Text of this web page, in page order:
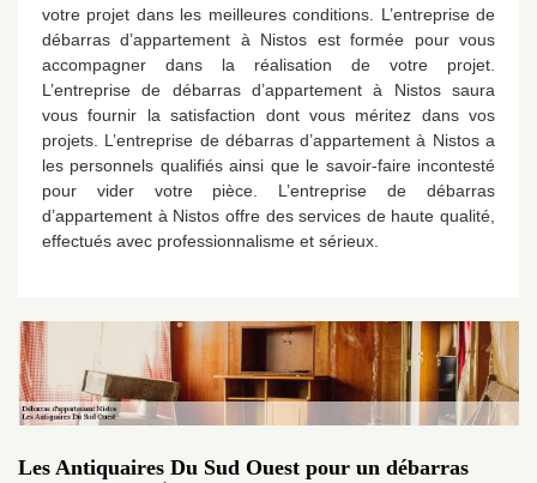
votre projet dans les meilleures conditions. L’entreprise de
débarras d’appartement à Nistos est formée pour vous
accompagner dans la réalisation de votre projet.
L’entreprise de débarras d’appartement à Nistos saura
vous fournir la satisfaction dont vous méritez dans vos
projets. L’entreprise de débarras d’appartement à Nistos a
les personnels qualifiés ainsi que le savoir-faire incontesté
pour vider votre pièce. L’entreprise de débarras
d’appartement à Nistos offre des services de haute qualité,
effectués avec professionnalisme et sérieux.
Les Antiquaires Du Sud Ouest pour un débarras